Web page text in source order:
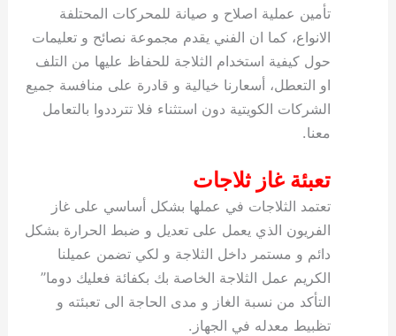
تأمين عملية اصلاح و صيانة للمحركات المحتلفة
الانواع، كما ان الفني يقدم مجموعة نصائح و تعليمات
حول كيفية استخدام الثلاجة للحفاظ عليها من التلف
او التعطل، أسعارنا خيالية و قادرة على منافسة جميع
الشركات الكويتية دون استثناء فلا تترددوا بالتعامل
معنا.
تعبئة غاز ثلاجات
تعتمد الثلاجات في عملها بشكل أساسي على غاز
الفريون الذي يعمل على تعديل و ضبط الحرارة بشكل
دائم و مستمر داخل الثلاجة و لكي تضمن عميلنا
الكريم عمل الثلاجة الخاصة بك بكفائة فعليك دوما”
التأكد من نسبة الغاز و مدى الحاجة الى تعبئته و
تظبيط معدله في الجهاز.